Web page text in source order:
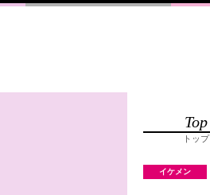
Top
トップ
イケメン